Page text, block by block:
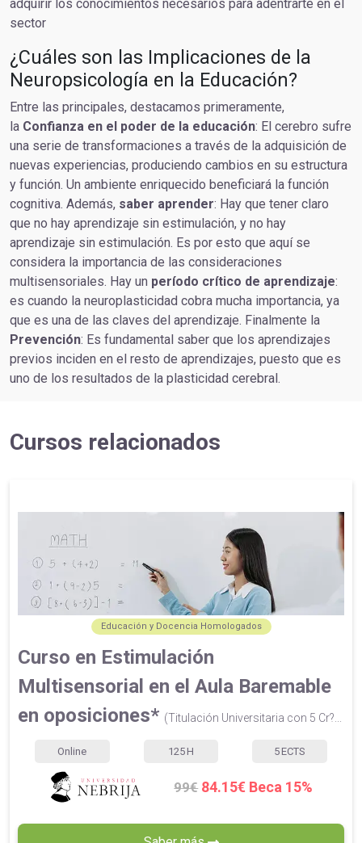
adquirir los conocimientos necesarios para adentrarte en el
sector
¿Cuáles son las Implicaciones de la
Neuropsicología en la Educación?
Entre las principales, destacamos primeramente,
la Confianza en el poder de la educación: El cerebro sufre
una serie de transformaciones a través de la adquisición de
nuevas experiencias, produciendo cambios en su estructura
y función. Un ambiente enriquecido beneficiará la función
cognitiva. Además, saber aprender: Hay que tener claro
que no hay aprendizaje sin estimulación, y no hay
aprendizaje sin estimulación. Es por esto que aquí se
considera la importancia de las consideraciones
multisensoriales. Hay un período crítico de aprendizaje:
es cuando la neuroplasticidad cobra mucha importancia, ya
que es una de las claves del aprendizaje. Finalmente la
Prevención: Es fundamental saber que los aprendizajes
previos inciden en el resto de aprendizajes, puesto que es
uno de los resultados de la plasticidad cerebral.
Cursos relacionados
Educación y Docencia Homologados
Curso en Estimulación
Multisensorial en el Aula Baremable
en oposiciones* (Titulación Universitaria con 5 Cr?...
Online 125 H 5 ECTS
99€ 84.15€ Beca 15%